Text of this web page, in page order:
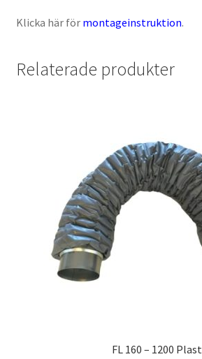
Klicka här för montageinstruktion.
Relaterade produkter
FL 160 – 1200 Plast